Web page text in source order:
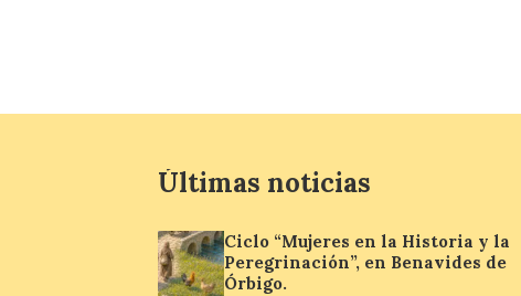
Últimas noticias
Ciclo “Mujeres en la Historia y la
Peregrinación”, en Benavides de
Órbigo.